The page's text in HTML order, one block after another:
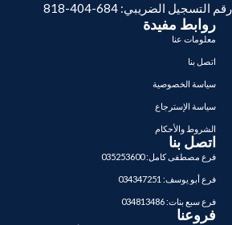
رقم التسجيل الضريبي: 684-404-818
روابط مفيدة
معلومات عنا
اتصل بنا
سياسة الخصوصية
سياسة الإسترجاع
الشروط والأحكام
اتصل بنا
فرع مصطفى كامل: 035253600
فرع أبو يوسف: 034347251
فرع سبع بنات: 034813486
فروعنا